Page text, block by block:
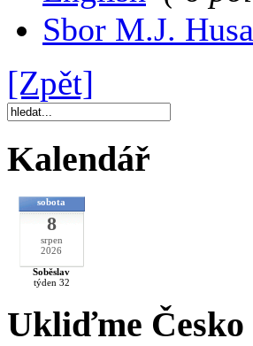
Sbor M.J. Husa
[Zpět]
Kalendář
sobota
8
srpen
2026
Soběslav
týden 32
Ukliďme Česko